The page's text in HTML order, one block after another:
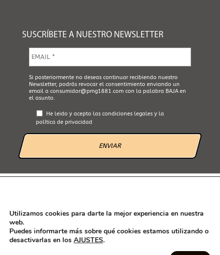
SUSCRÍBETE A NUESTRO NEWSLETTER
m
a
i
l
*
A
c
e
p
e
l
Si posteriormente no deseas continuar recibiendo nuestro
Newsletter, podrás revocar el consentimiento enviando un
email a consumidor@pmg1881.comcon la palabra BAJA en
el asunto.
He leido y acepto las condiciones legalesy la
política de privacidad
Seguint les recomanacions de l'Agencia Española de Consumo, seguridad
alimentaria y nutrición (AECOSAN) han estat rectificades en aquesta
Utilizamos cookies para darte la mejor experiencia en nuestra
web.
Puedes informarte más sobre qué cookies estamos utilizando o
desactivarlas en los AJUSTES.